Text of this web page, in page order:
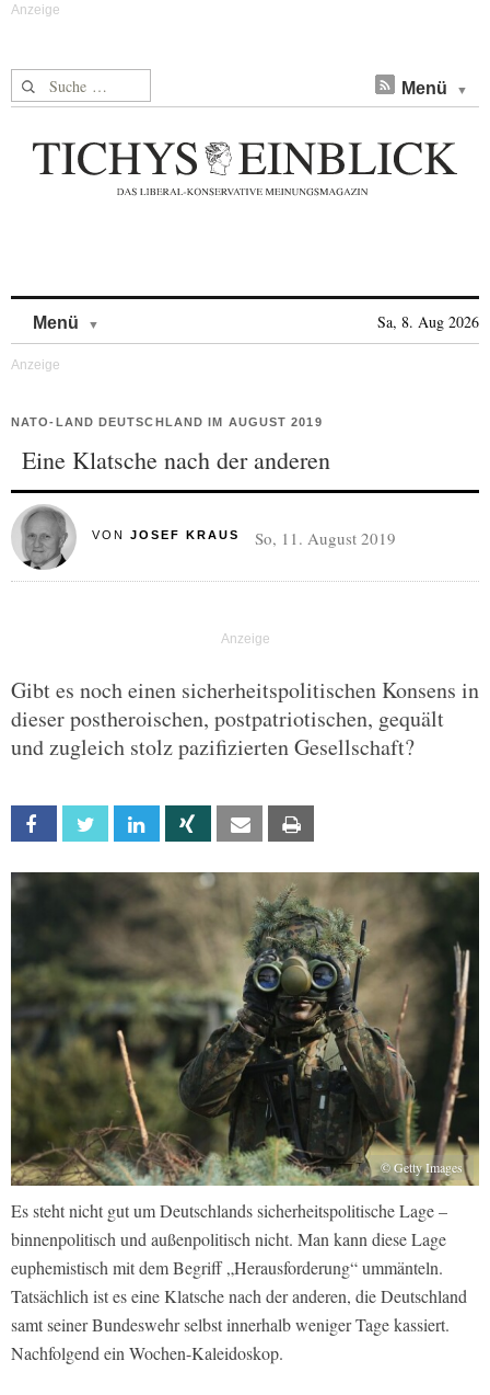
Suche nach: Menü
Menü Sa, 8. Aug 2026
NATO-LAND DEUTSCHLAND IM AUGUST 2019
Eine Klatsche nach der anderen
VON JOSEF KRAUS So, 11. August 2019
Gibt es noch einen sicherheitspolitischen Konsens in
dieser postheroischen, postpatriotischen, gequält
und zugleich stolz pazifizierten Gesellschaft?
Facebook Twitter Linkedin Xing Email
© Getty Images
Es steht nicht gut um Deutschlands sicherheitspolitische Lage –
binnenpolitisch und außenpolitisch nicht. Man kann diese Lage
euphemistisch mit dem Begriff „Herausforderung“ ummänteln.
Tatsächlich ist es eine Klatsche nach der anderen, die Deutschland
samt seiner Bundeswehr selbst innerhalb weniger Tage kassiert.
Nachfolgend ein Wochen-Kaleidoskop.